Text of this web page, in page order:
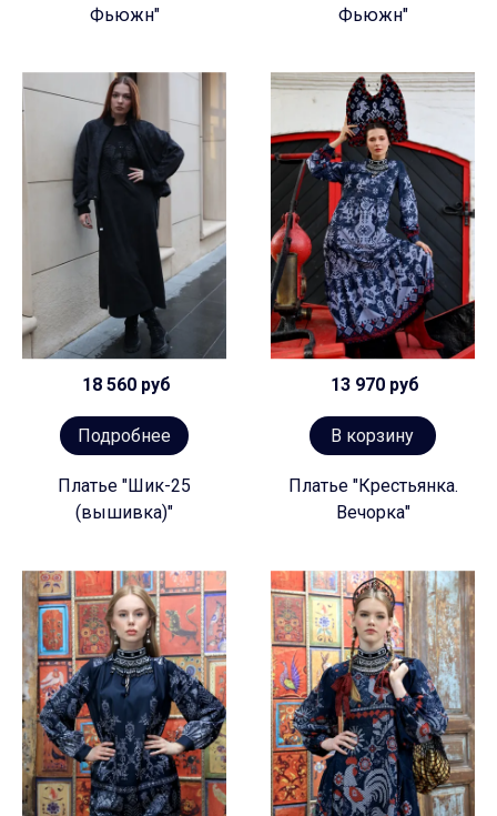
Фьюжн"
Фьюжн"
18 560 руб
Подробнее
Платье "Шик-25
(вышивка)"
13 970 руб
В корзину
Платье "Крестьянка.
Вечорка"